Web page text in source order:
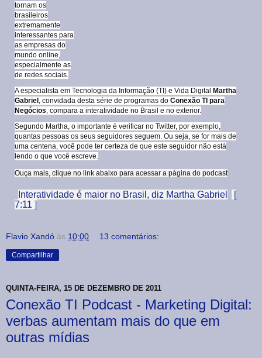
tornam os
brasileiros
extremamente
interessantes para
as empresas do
mundo online,
especialmente as
de redes sociais.
A especialista em Tecnologia da Informação (TI) e Vida Digital Martha
Gabriel , convidada desta série de programas do Conexão TI para
Negócios , compara a interatividade no Brasil e no exterior.
Segundo Martha, o importante é verificar no Twitter, por exemplo,
quantas pessoas os seus seguidores seguem. Ou seja, se for mais de
uma centena, você pode ter certeza de que este seguidor não está
lendo o que você escreve.
Ouça mais, clique no link abaixo para acessar a página do podcast
Interatividade é maior no Brasil, diz Martha Gabriel
[
7:11 ]
Flavio Xandó às 10:00 13 comentários:
Compartilhar
QUINTA-FEIRA, 15 DE DEZEMBRO DE 2011
Conexão TI Podcast - Marketing Digital:
verbas aumentam mais do que em
outras mídias